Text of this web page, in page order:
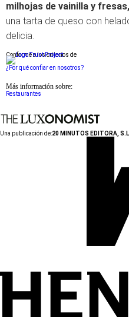
milhojas de vainilla y
una tarta de queso con
delicia.
Conforme a los criterios de
¿Por qué confiar en nosotros?
Más información sobre:
Restaurantes
Una publicación de:20 MINUTOS EDITORA,